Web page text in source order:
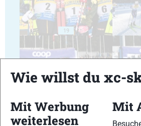
19
Wie willst du xc-
Mit Werbung
weiterlesen
Mit